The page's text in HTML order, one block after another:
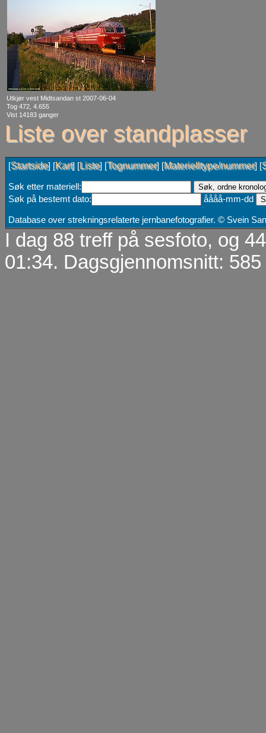
Utkjør vest Midtsandan st 2007-06-04
Tog 472, 4.655
Vist 14183 ganger
Liste over standplasser
[Startside] [Kart] [Liste] [Tognummer] [Materielltype/nummer] [
Søk etter materiell:
Søk på bestemt dato:
åååå-mm-dd
Database over strekningsrelaterte jernbanefotografier. © Svein
I dag 88 treff på sesfoto, og
01:34. Dagsgjennomsnitt: 585